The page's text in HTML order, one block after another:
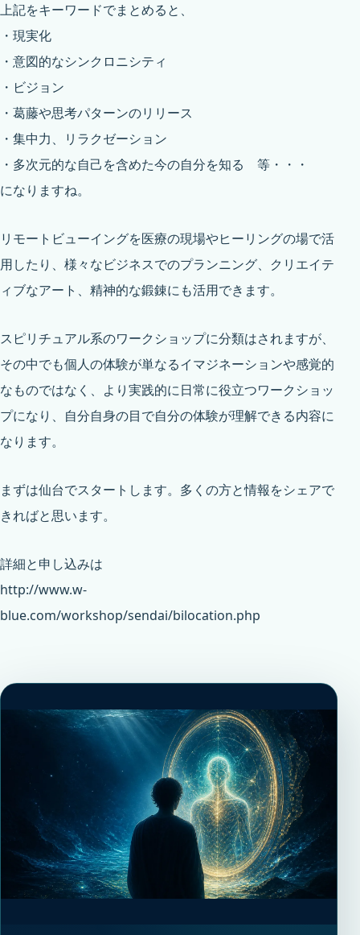
上記をキーワードでまとめると、
・現実化
・意図的なシンクロニシティ
・ビジョン
・葛藤や思考パターンのリリース
・集中力、リラクゼーション
・多次元的な自己を含めた今の自分を知る 等・・・
になりますね。
リモートビューイングを医療の現場やヒーリングの場で活
用したり、様々なビジネスでのプランニング、クリエイテ
ィブなアート、精神的な鍛錬にも活用できます。
スピリチュアル系のワークショップに分類はされますが、
その中でも個人の体験が単なるイマジネーションや感覚的
なものではなく、より実践的に日常に役立つワークショッ
プになり、自分自身の目で自分の体験が理解できる内容に
なります。
まずは仙台でスタートします。多くの方と情報をシェアで
きればと思います。
詳細と申し込みは
http://www.w-
blue.com/workshop/sendai/bilocation.php